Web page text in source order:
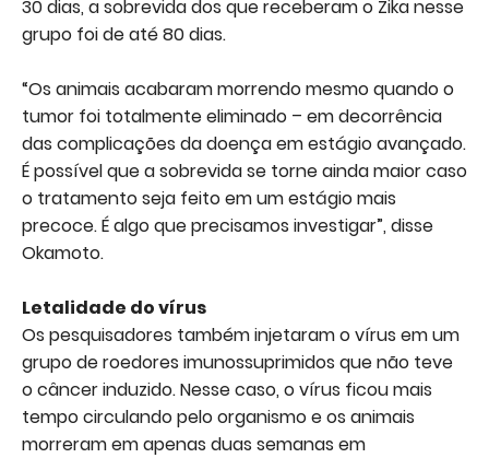
30 dias, a sobrevida dos que receberam o Zika nesse
grupo foi de até 80 dias.
“Os animais acabaram morrendo mesmo quando o
tumor foi totalmente eliminado – em decorrência
das complicações da doença em estágio avançado.
É possível que a sobrevida se torne ainda maior caso
o tratamento seja feito em um estágio mais
precoce. É algo que precisamos investigar”, disse
Okamoto.
Letalidade do vírus
Os pesquisadores também injetaram o vírus em um
grupo de roedores imunossuprimidos que não teve
o câncer induzido. Nesse caso, o vírus ficou mais
tempo circulando pelo organismo e os animais
morreram em apenas duas semanas em